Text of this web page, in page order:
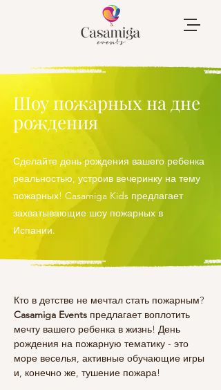
Шоу пожарных на дне
рождения
Сделайте день рождения вашего ребенка
реальностью, устроив вечеринку на тему
пожарных! Casamiga Kids предлагает
захватывающие шоу пожарных в
Испании.
Кто в детстве не мечтал стать пожарным?
Casamiga Events предлагает воплотить
мечту вашего ребенка в жизнь! День
рождения на пожарную тематику - это
море веселья, активные обучающие игры
и, конечно же, тушение пожара!